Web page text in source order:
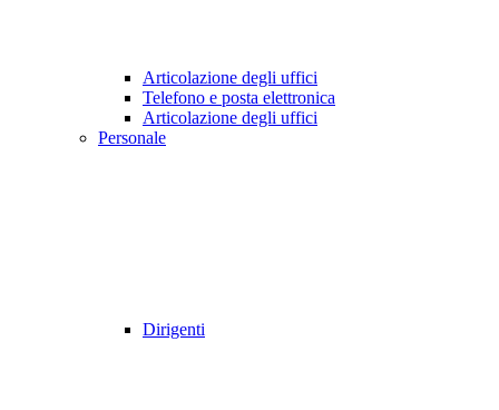
Articolazione degli uffici
Telefono e posta elettronica
Articolazione degli uffici
Personale
Dirigenti